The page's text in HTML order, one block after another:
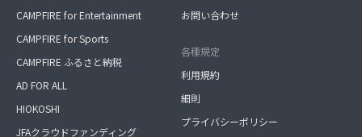
CAMPFIRE for Entertainment
CAMPFIRE for Sports
CAMPFIRE ふるさと納税
AD FOR ALL
HIOKOSHI
JFAクラウドファンディング
お問い合わせ
各種規定
利用規約
細則
プライバシーポリシー